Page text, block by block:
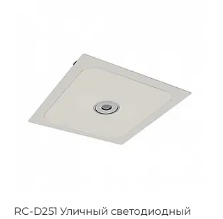
RC-D251 Уличный светодиодный